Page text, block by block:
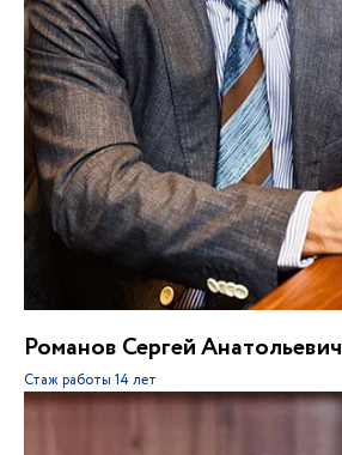
Романов Сергей Анатольевич
Стаж работы 14 лет